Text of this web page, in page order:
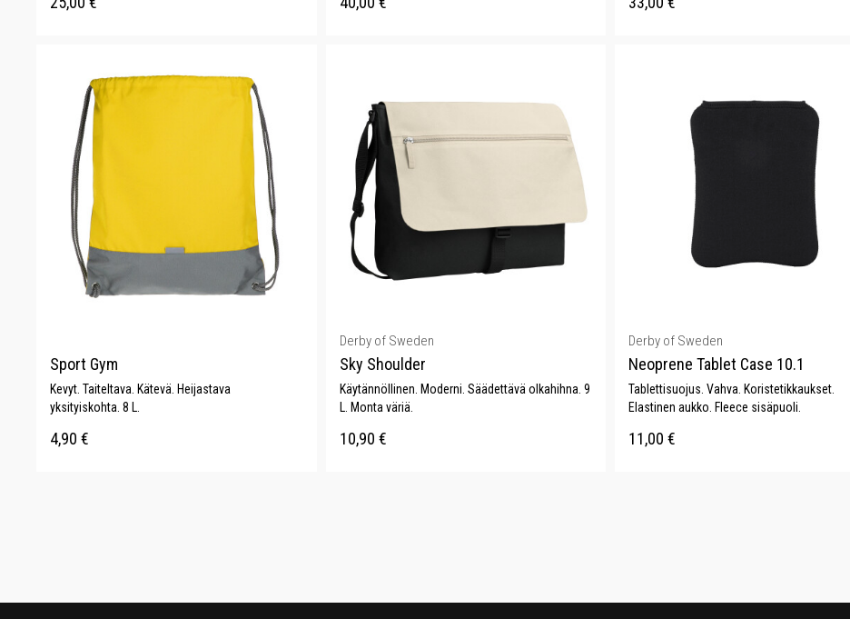
Sport Gym
Kevyt. Taiteltava. Kätevä. Heijastava
yksityiskohta. 8 L.
4,90 €
Derby of Sweden
Sky Shoulder
Käytännöllinen. Moderni. Säädettävä olkahihna. 9
L. Monta väriä.
10,90 €
Derby of Sweden
Neoprene Tablet Case 10.1
Tablettisuojus. Vahva. Koristetikkaukset.
Elastinen aukko. Fleece sisäpuoli.
11,00 €